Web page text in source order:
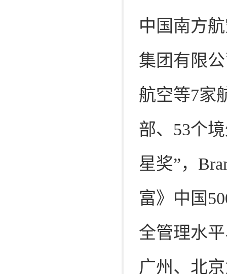
中国南方
集团有限
航空等7家
部、53个
星奖”，
富》中国
全管理水
广州、北